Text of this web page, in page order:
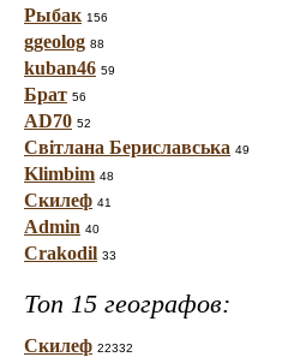
Рыбак 156
ggeolog 88
kuban46 59
Брат 56
AD70 52
Світлана Бериславська 49
Klimbim 48
Скилеф 41
Admin 40
Crakodil 33
Топ 15 географов:
Скилеф 22332